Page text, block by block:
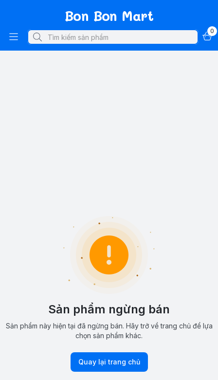
Bon Bon Mart
0
Sản phẩm ngừng bán
Sản phẩm này hiện tại đã ngừng bán. Hãy trở về trang chủ để lựa
chọn sản phẩm khác.
Quay lại trang chủ